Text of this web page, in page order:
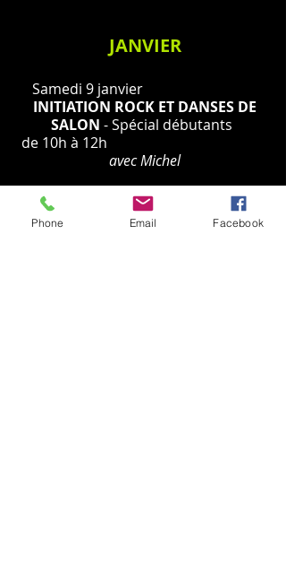
JANVIER
Samedi 9 janvier
INITIATION ROCK ET DANSES DE
SALON - Spécial débutants
de 10h à 12h
avec Michel
Phone Email Facebook